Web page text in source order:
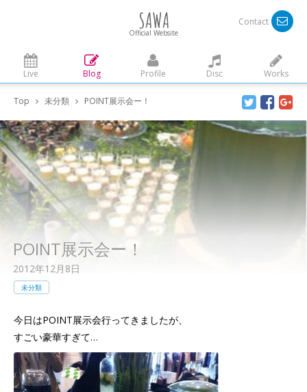
Contact
SAWA
Official Website
Live Blog Profile Disc Works
Top 未分類 POINT展示会ー！
POINT展示会ー！
2012年12月8日
未分類
今日はPOINT展示会行ってきましたが、
すごい豪華すぎて…